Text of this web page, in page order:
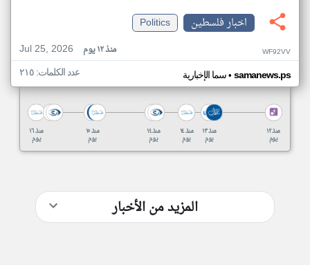
اخبار فلسطين
Politics
Jul 25, 2026
منذ ١٢ يوم WF92VV
سما الإخبارية• samanews.ps عدد الكلمات: ٢١٥
منذ ١٦
يوم
منذ ١٥
يوم
منذ ١٤
يوم
منذ ١٤
يوم
منذ ١٣
يوم
منذ ١٢
يوم
المزيد من الأخبار